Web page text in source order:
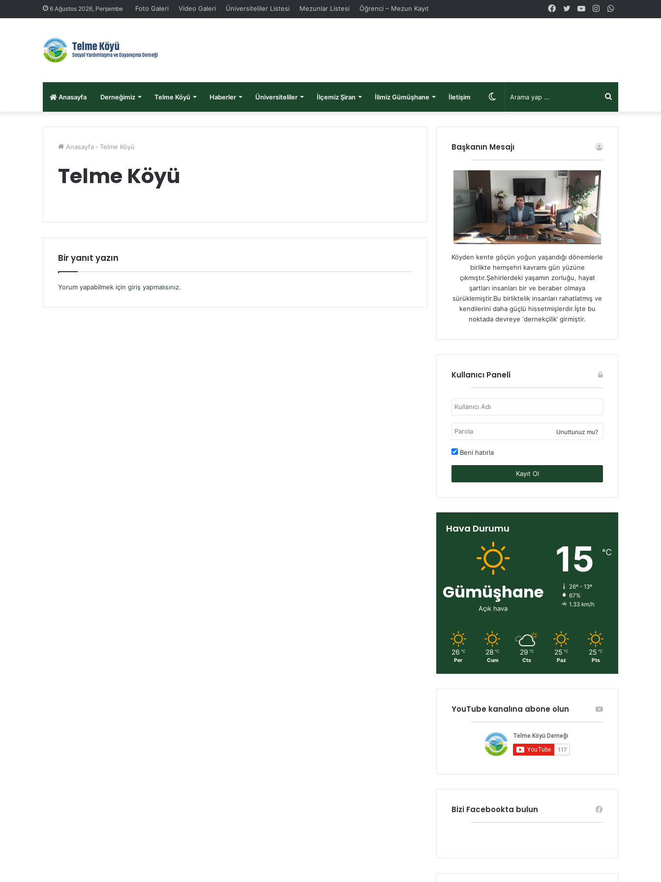
6 Ağustos 2026, Perşembe Foto Galeri Video Galeri Üniversiteliler Listesi Mezunlar Listesi Öğrenci – Mezun Kayıt Instagram
YouTube
Twitter
Facebook
Anasayfa Derneğimiz Telme Köyü Haberler Üniversiteliler İlçemiz Şiran İlimiz Gümüşhane İletişim
yap
görünümü
Anasayfa - Telme Köyü
Telme Köyü
Bir yanıt yazın
Yorum yapabilmek için giriş yapmalısınız.
Başkanın Mesajı
Köyden kente göçün yoğun yaşandığı dönemlerle
birlikte hemşehri kavramı gün yüzüne
çıkmıştır.Şehirlerdeki yaşamın zorluğu, hayat
şartları insanları bir ve beraber olmaya
sürüklemiştir.Bu birliktelik insanları rahatlatmış ve
kendilerini daha güçlü hissetmişlerdir.İşte bu
noktada devreye ‘dernekçilik’ girmiştir.
Kullanıcı Paneli
Unuttunuz mu?
Beni hatırla
Kayıt Ol
Hava Durumu
Gümüşhane
Açık hava
15 ℃
26º - 13º
67%
1.33 km/h
26 ℃
Per
28 ℃
Cum
29 ℃
Cts
25 ℃
Paz
25 ℃
Pts
YouTube kanalına abone olun
Bizi Facebookta bulun